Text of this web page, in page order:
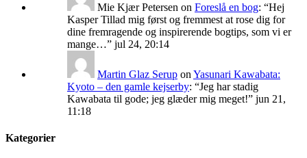
Mie Kjær Petersen on Foreslå en bog: “Hej
Kasper Tillad mig først og fremmest at rose dig for
dine fremragende og inspirerende bogtips, som vi er
mange…” jul 24, 20:14
Martin Glaz Serup on Yasunari Kawabata:
Kyoto – den gamle kejserby: “Jeg har stadig
Kawabata til gode; jeg glæder mig meget!” jun 21,
11:18
Kategorier